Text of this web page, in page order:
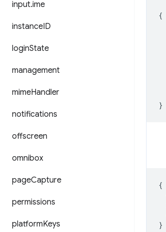
input.ime
instanceID
loginState
management
mimeHandler
notifications
offscreen
omnibox
pageCapture
permissions
platformKeys
{
}
{
}